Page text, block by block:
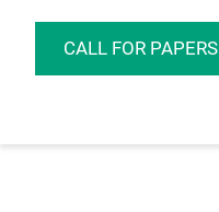
CALL FOR PAPERS